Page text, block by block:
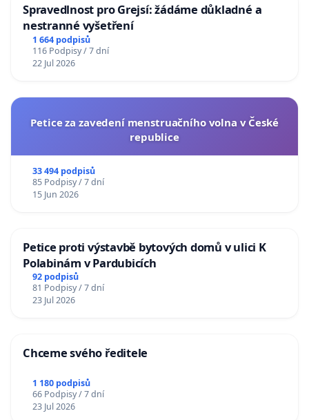
Spravedlnost pro Grejsí: žádáme důkladné a
nestranné vyšetření
1 664 podpisů
116 Podpisy / 7 dní
22 Jul 2026
Petice za zavedení menstruačního volna v České
republice
33 494 podpisů
85 Podpisy / 7 dní
15 Jun 2026
Petice proti výstavbě bytových domů v ulici K
Polabinám v Pardubicích
92 podpisů
81 Podpisy / 7 dní
23 Jul 2026
Chceme svého ředitele
1 180 podpisů
66 Podpisy / 7 dní
23 Jul 2026